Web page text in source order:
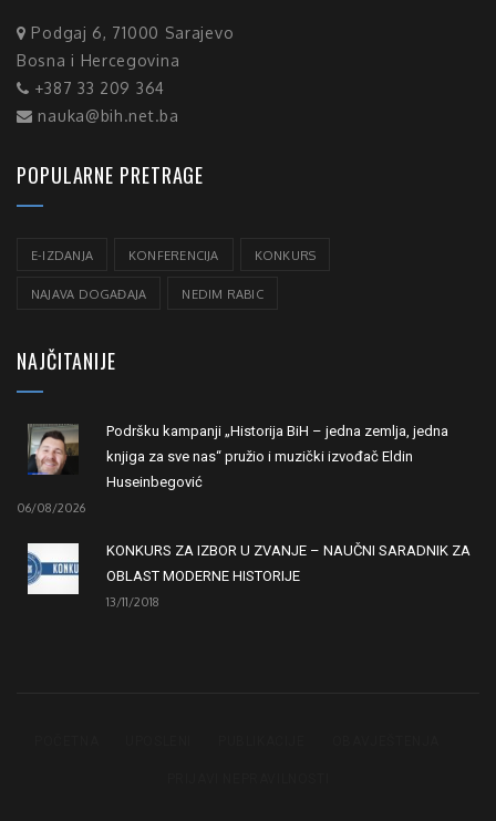
Podgaj 6, 71000 Sarajevo
Bosna i Hercegovina
+387 33 209 364
nauka@bih.net.ba
POPULARNE PRETRAGE
E-IZDANJA KONFERENCIJA KONKURS
NAJAVA DOGAĐAJA NEDIM RABIC
NAJČITANIJE
Podršku kampanji „Historija BiH – jedna zemlja, jedna
knjiga za sve nas“ pružio i muzički izvođač Eldin
Huseinbegović
06/08/2026
KONKURS ZA IZBOR U ZVANJE – NAUČNI SARADNIK ZA
OBLAST MODERNE HISTORIJE
13/11/2018